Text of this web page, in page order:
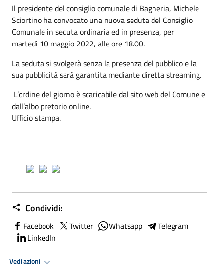
Il presidente del consiglio comunale di Bagheria, Michele
Sciortino ha convocato una nuova seduta del Consiglio
Comunale in seduta ordinaria ed in presenza, per
martedì 10 maggio 2022, alle ore 18.00.
La seduta si svolgerà senza la presenza del pubblico e la
sua pubblicità sarà garantita mediante diretta streaming.
L’ordine del giorno è scaricabile dal sito web del Comune e
dall’albo pretorio online.
Ufficio stampa.
Condividi:
Facebook Twitter Whatsapp
Telegram
LinkedIn
Vedi azioni